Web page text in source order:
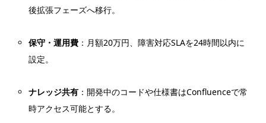
後拡張フェーズへ移行。
保守・運用費 ：月額20万円、障害対応SLAを24時間以内に
設定。
ナレッジ共有 ：開発中のコードや仕様書はConfluenceで常
時アクセス可能とする。